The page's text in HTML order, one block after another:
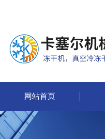
网站首页